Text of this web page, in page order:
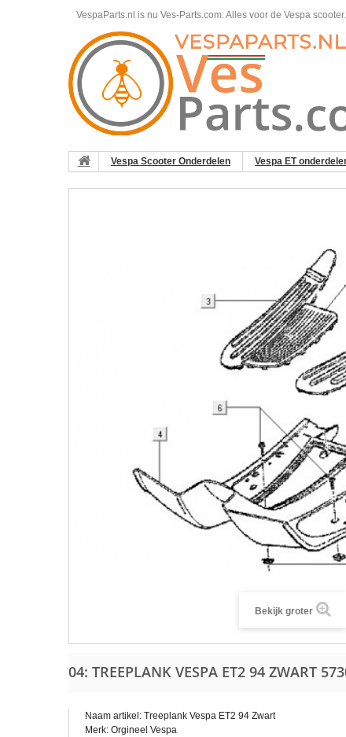
VespaParts.nl is nu Ves-Parts.com: Alles voor de Vespa scooter.
Vespa Scooter Onderdelen Vespa ET
Bekijk groter
04: TREEPLANK VESPA ET2 94 ZWART
Naam artikel: Treeplank Vespa ET2 94 Zwart
Merk: Orgineel Vespa